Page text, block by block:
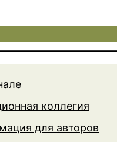
коллегия
для авторов